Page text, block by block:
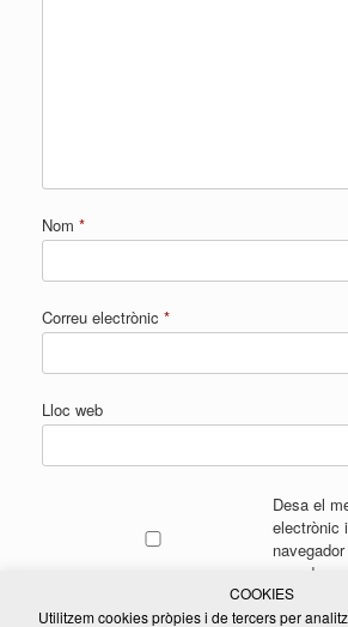
Nom *
Correu electrònic *
Lloc web
Desa el
electrònic
vegada
COOKIES
Utilitzem cookies pròpies i de tercers per